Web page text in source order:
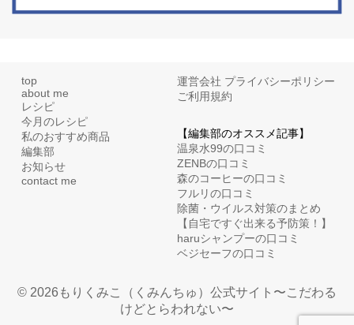
top
about me
レシピ
今月のレシピ
私のおすすめ商品
編集部
お知らせ
contact me
運営会社 プライバシーポリシー
ご利用規約
【編集部のオススメ記事】
温泉水99の口コミ
ZENBの口コミ
森のコーヒーの口コミ
フルリの口コミ
除菌・ウイルス対策のまとめ
【自宅ですぐ出来る予防策！】
haruシャンプーの口コミ
ベジセーフの口コミ
© 2026もりくみこ（くみんちゅ）公式サイト〜こだわる
けどとらわれない〜